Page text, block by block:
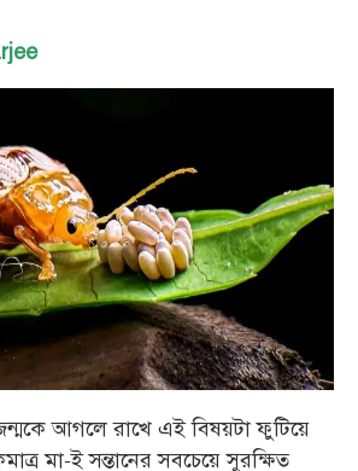
আগলে রাখে এই বিষয়টা ফুটিয়ে
মা-ই সন্তানের সবচেয়ে সুরক্ষিত